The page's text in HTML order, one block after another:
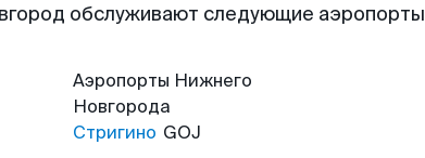
обслуживают следующие аэропорты
Аэропорты Нижнего
Новгорода
Стригино GOJ